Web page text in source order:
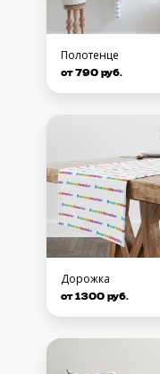
Полотенце
от 790 руб.
Дорожка
от 1300 руб.